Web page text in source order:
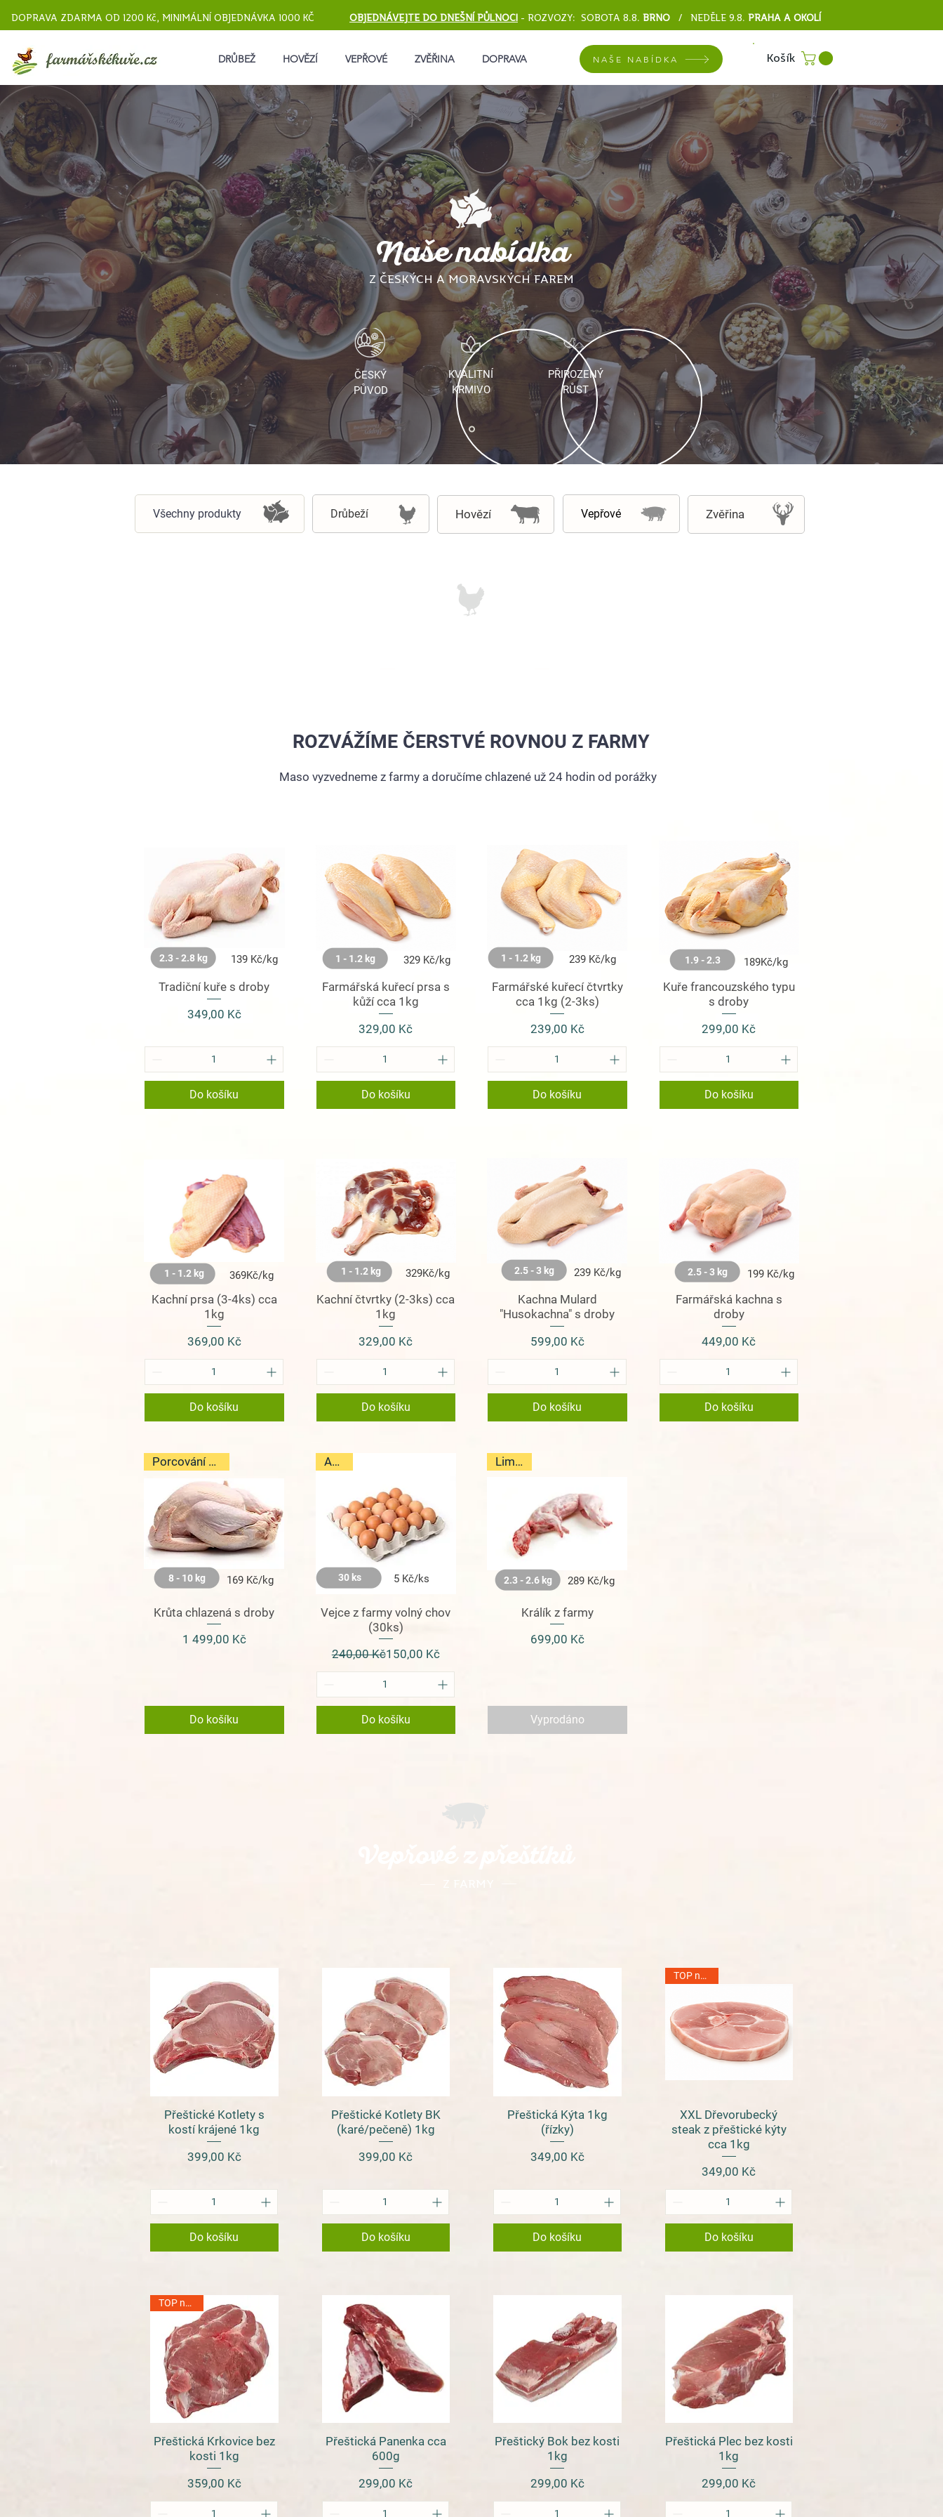
DOPRAVA ZDARMA OD 1200 Kč, MINIMÁLNÍ OBJEDNÁVKA 1000 KČ OBJEDNÁVEJTE DO DNEŠNÍ PŮLNOCI - ROZVOZY: SOBOTA 8.8. BRNO / NEDĚLE 9.8. PRAHA A OKOLÍ
DRŮBEŽ HOVĚZÍ VEPŘOVÉ ZVĚŘINA DOPRAVA NAŠE NABÍDKA Košík
Naše nabídka
Z ČESKÝCH A MORAVSKÝCH FAREM
ČESKÝ
PŮVOD
KVALITNÍ
KRMIVO
PŘIROZENÝ
RŮST
Všechny produkty Drůbeží Hovězí Vepřové Zvěřina
ROZVÁŽÍME ČERSTVÉ ROVNOU Z FARMY
Maso vyzvedneme z farmy a doručíme chlazené už 24 hodin od porážky
Tradiční kuře s droby
Cena
349,00 Kč
Do košíku
Farmářská kuřecí prsa s
kůží cca 1kg
Cena
329,00 Kč
Do košíku
Farmářské kuřecí čtvrtky
cca 1kg (2-3ks)
Cena
239,00 Kč
Do košíku
Kuře francouzského typu
s droby
Cena
299,00 Kč
Do košíku
Kachní prsa (3-4ks) cca
1kg
Cena
369,00 Kč
Do košíku
Kachní čtvrtky (2-3ks) cca
1kg
Cena
329,00 Kč
Do košíku
Kachna Mulard
"Husokachna" s droby
Cena
599,00 Kč
Do košíku
Farmářská kachna s
droby
Cena
449,00 Kč
Do košíku
Porcování v ceně
Krůta chlazená s droby
Cena
1 499,00 Kč
Do košíku
AKCE
Vejce z farmy volný chov
(30ks)
Běžná cena
240,00 KčZvýhodněná cena
150,00 Kč
Do košíku
Limitka
Králík z farmy
Cena
699,00 Kč
Vyprodáno
2.3 - 2.8 kg
30 ks 5 Kč/ks
239 Kč/kg
2.5 - 3 kg 199 Kč/kg
2.5 - 3 kg
189Kč/kg
1.9 - 2.3
1 - 1.2 kg 329Kč/kg
139 Kč/kg
169 Kč/kg
8 - 10 kg 289 Kč/kg
2.3 - 2.6 kg
1 - 1.2 kg 329 Kč/kg 1 - 1.2 kg 239 Kč/kg
1 - 1.2 kg 369Kč/kg
Rychlý náhled
Přeštické Kotlety s
kostí krájené 1kg
Cena
399,00 Kč
Do košíku
Rychlý náhled
Přeštické Kotlety BK
(karé/pečeně) 1kg
Cena
399,00 Kč
Do košíku
Rychlý náhled
Přeštická Kýta 1kg
(řízky)
Cena
349,00 Kč
Do košíku
Rychlý náhled
TOP na grill
XXL Dřevorubecký
steak z přeštické kýty
cca 1kg
Cena
349,00 Kč
Do košíku
Rychlý náhled
TOP na grill
Přeštická Krkovice bez
kosti 1kg
Cena
359,00 Kč
Rychlý náhled
Přeštická Panenka cca
600g
Cena
299,00 Kč
Rychlý náhled
Přeštický Bok bez kosti
1kg
Cena
299,00 Kč
Rychlý náhled
Přeštická Plec bez kosti
1kg
Cena
299,00 Kč